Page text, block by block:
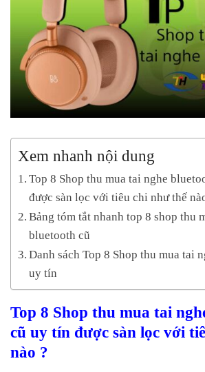
Xem nhanh nội dung
Top 8 Shop thu mua tai nghe
được sàn lọc với tiêu chi như thế
Bảng tóm tắt nhanh top 8 shop thu
bluetooth cũ
Danh sách Top 8 Shop thu mua tai
uy tín
Top 8 Shop thu mua tai
cũ uy tín được sàn lọc với
nào ?